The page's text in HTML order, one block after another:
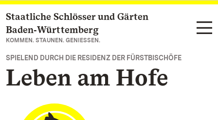
Zum Hauptinhalt springen
Staatliche Schlösser und Gärten
Baden‑Württemberg
KOMMEN. STAUNEN. GENIESSEN.
SPIELEND DURCH DIE RESIDENZ DER FÜRSTBISCHÖFE
Leben am Hofe